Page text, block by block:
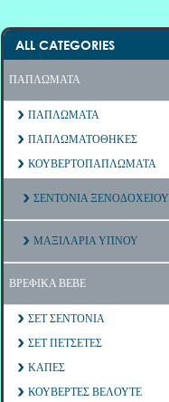
ALL CATEGORIES
ΠΑΠΛΩΜΑΤΑ
ΠΑΠΛΩΜΑΤΑ
ΠΑΠΛΩΜΑΤΟΘΗΚΕΣ
ΚΟΥΒΕΡΤΟΠΑΠΛΩΜΑΤΑ
ΣΕΝΤΟΝΙΑ ΞΕΝΟΔΟΧΕΙΟΥ
ΜΑΞΙΛΑΡΙΑ ΥΠΝΟΥ
ΒΡΕΦΙΚΑ ΒΕΒΕ
ΣΕΤ ΣΕΝΤΟΝΙΑ
ΣΕΤ ΠΕΤΣΕΤΕΣ
ΚΑΠΕΣ
ΚΟΥΒΕΡΤΕΣ ΒΕΛΟΥΤΕ